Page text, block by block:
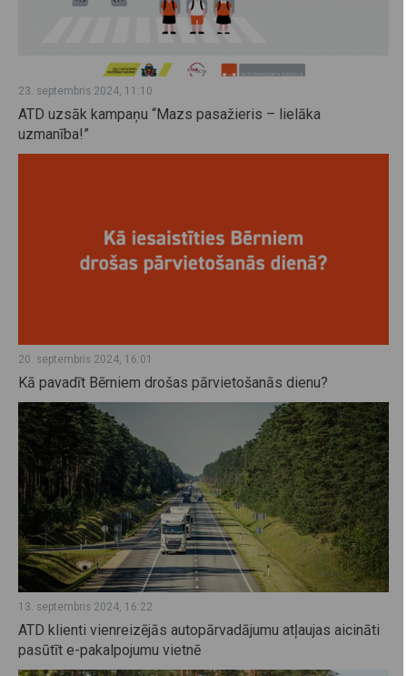
23. septembris 2024, 11:10
ATD uzsāk kampaņu “Mazs pasažieris – lielāka
uzmanība!”
20. septembris 2024, 16:01
Kā pavadīt Bērniem drošas pārvietošanās dienu?
13. septembris 2024, 16:22
ATD klienti vienreizējās autopārvadājumu atļaujas aicināti
pasūtīt e-pakalpojumu vietnē